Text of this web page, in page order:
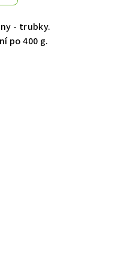
- trubky.
po 400 g.